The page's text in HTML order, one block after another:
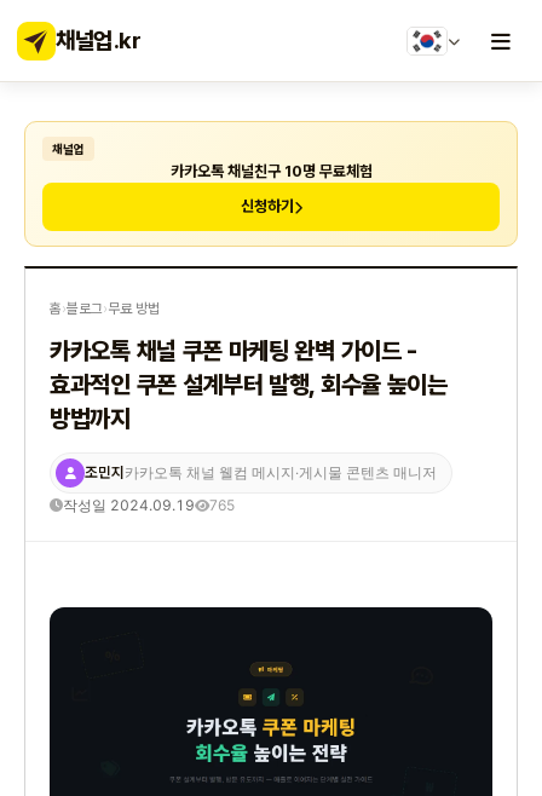
채널업.kr
채널업
카카오톡 채널친구 10명 무료체험
신청하기
홈›블로그›무료 방법
카카오톡 채널 쿠폰 마케팅 완벽 가이드 -
효과적인 쿠폰 설계부터 발행, 회수율 높이는
방법까지
조민지 카카오톡 채널 웰컴 메시지·게시물 콘텐츠 매니저
작성일 2024.09.19 765